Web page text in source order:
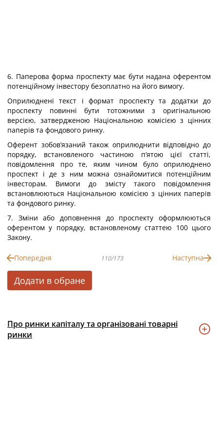
6. Паперова форма проспекту має бути надана оферентом
потенційному інвестору безоплатно на його вимогу.
Оприлюднені текст і формат проспекту та додатки до
проспекту повинні бути тотожними з оригінальною
версією, затвердженою Національною комісією з цінних
паперів та фондового ринку.
Оферент зобов’язаний також оприлюднити відповідно до
порядку, встановленого частиною п’ятою цієї статті,
повідомлення про те, яким чином було оприлюднено
проспект і де з ним можна ознайомитися потенційним
інвесторам. Вимоги до змісту такого повідомлення
встановлюються Національною комісією з цінних паперів
та фондового ринку.
7. Зміни або доповнення до проспекту оформлюються
оферентом у порядку, встановленому статтею 100 цього
Закону.
Попередня 110/173 Наступна
Додати в обране
Про ринки капіталу та організовані товарні
ринки